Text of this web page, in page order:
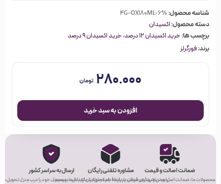
شناسه محصول:4G-OX180ML-6%
دسته محصول:اکسیدان
برچسب ها:خرید اکسیدان 12 درصد ،خرید اکسیدان 9 درصد
برند:فورگرلز
۲۸۰.۰۰۰ تومان
افزودن به سبد خرید
7 در انبار
اکسیدان‌ فورگرلز ۱۸۰ میل (6،9،12%) عدد
ضمانت اصالت و قیمت
محصولات ما، ضمانت اصل بودن و بهترین قیمت را دارند!
مشاوره تلفنی رایگان
راحت باشید! هر سوالی در رابطه با محصولات دارید، از ما بپرسید.
ارسال به سراسر کشور
هر کجای ایران که باشید، محصول خود را درب منزل تحویل